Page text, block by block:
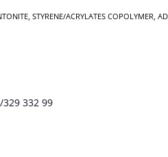
STYRENE/ACRYLATES COPOLYMER,
332 99